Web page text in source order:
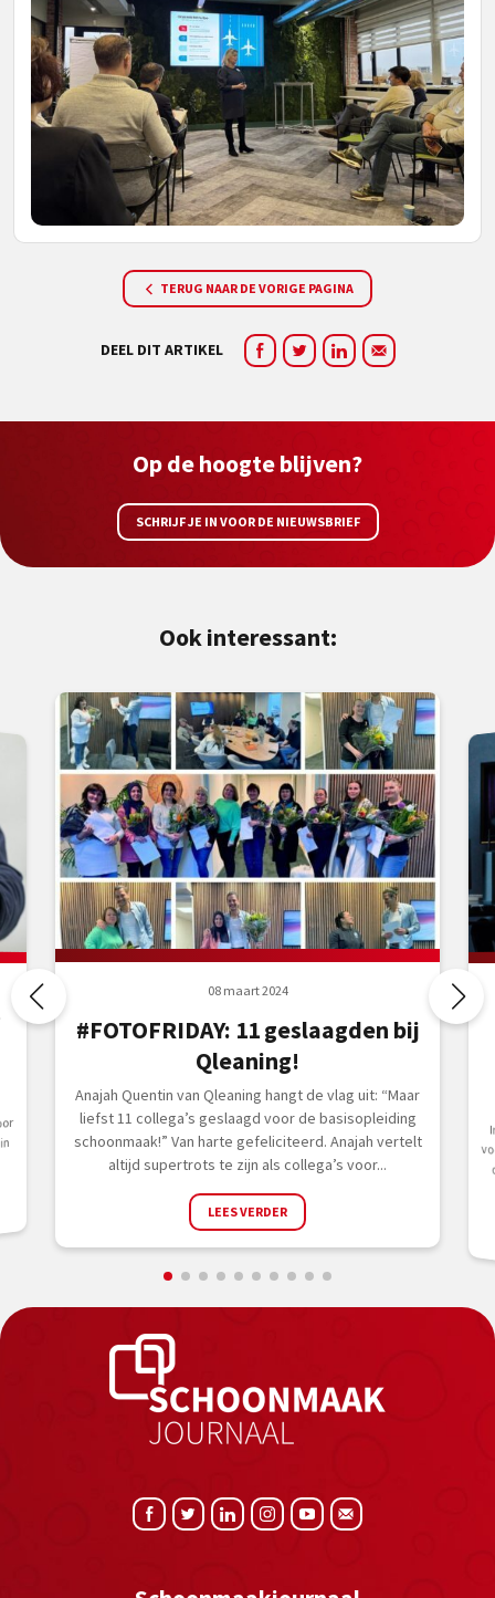
TERUG NAAR DE VORIGE PAGINA
DEEL DIT ARTIKEL
Op de hoogte blijven?
SCHRIJF JE IN VOOR DE NIEUWSBRIEF
Ook interessant:
08 maart 2024
#FOTOFRIDAY: 11 geslaagden bij
Qleaning!
Anajah Quentin van Qleaning hangt de vlag uit: “Maar
liefst 11 collega’s geslaagd voor de basisopleiding
schoonmaak!” Van harte gefeliciteerd. Anajah vertelt
altijd supertrots te zijn als collega’s voor...
LEES VERDER